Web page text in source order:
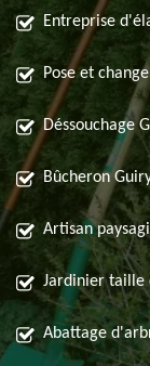
Entreprise
Pose et
Déssouchage
Bûcheron
Artisan
Jardinier taille
Abattage